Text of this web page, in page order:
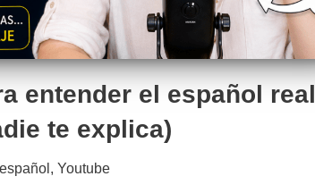
entender el español real
te explica)
Youtube